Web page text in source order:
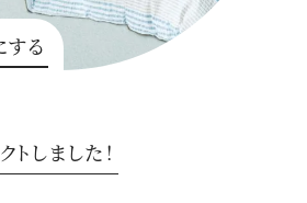
る
しました！